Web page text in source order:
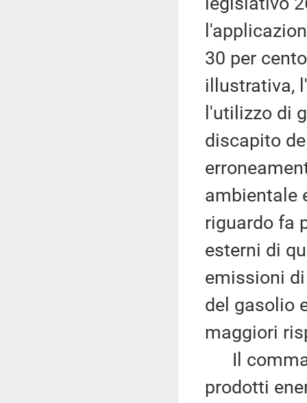
30 per
illustrativa,
l'utilizzo di
discapito
ambientale
riguardo fa
esterni di
emissioni
del gasolio
maggiori
Il comma
prodotti